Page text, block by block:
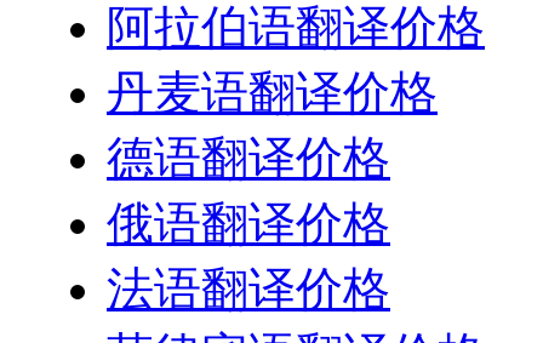
阿拉伯语翻译价格
丹麦语翻译价格
德语翻译价格
俄语翻译价格
法语翻译价格